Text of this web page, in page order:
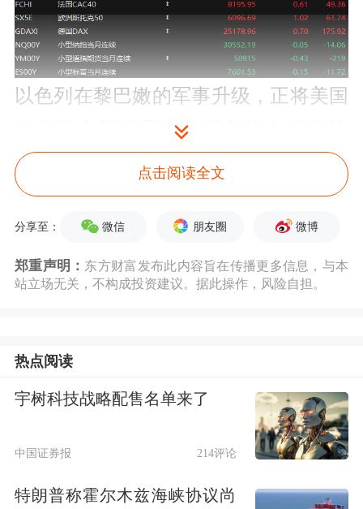
以色列在黎巴嫩的军事升级，正将美国
与伊朗之间脆弱的核谈判推向崩溃边
缘，并在美以同盟内部引爆一场罕见的
正面冲突。
国总统特朗普当天在与以色列总理内塔
与此同时，伊朗宣布暂停与美国的间接
对话，并威胁封锁霍尔木兹海峡，地缘
政治风险急剧升温。
点击阅读全文
分享至： 微信 朋友圈 微博
郑重声明： 东方财富发布此内容旨在传播更多信息，与本
站立场无关，不构成投资建议。据此操作，风险自担。
热点阅读
宇树科技战略配售名单来了
中国证券报 214评论
特朗普称霍尔木兹海峡协议尚